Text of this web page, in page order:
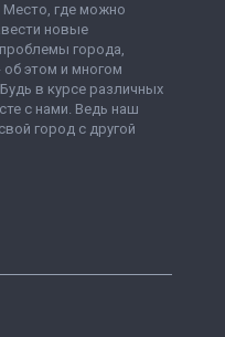
где можно
новые
города,
об этом и многом
в курсе различных
с нами. Ведь наш
город с другой